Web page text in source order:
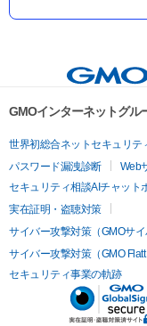
GMOインターネットグル
世界初総合ネットセキュリテ
パスワード漏洩診断
Web
セキュリティ相談AIチャット
実在証明・盗聴対策
サイバー攻撃対策（GMOサ
サイバー攻撃対策（GMO Flatt
セキュリティ事業の軌跡